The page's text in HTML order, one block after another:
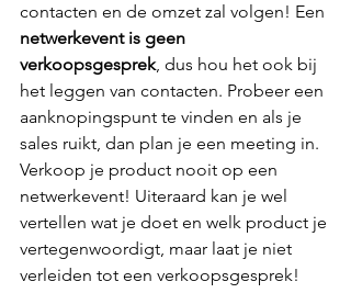
contacten en de omzet zal volgen! Een
netwerkevent is geen
verkoopsgesprek, dus hou het ook bij
het leggen van contacten. Probeer een
aanknopingspunt te vinden en als je
sales ruikt, dan plan je een meeting in.
Verkoop je product nooit op een
netwerkevent! Uiteraard kan je wel
vertellen wat je doet en welk product je
vertegenwoordigt, maar laat je niet
verleiden tot een verkoopsgesprek!